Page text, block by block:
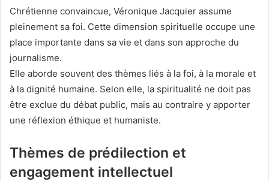
Chrétienne convaincue, Véronique Jacquier assume
pleinement sa foi. Cette dimension spirituelle occupe une
place importante dans sa vie et dans son approche du
journalisme.
Elle aborde souvent des thèmes liés à la foi, à la morale et
à la dignité humaine. Selon elle, la spiritualité ne doit pas
être exclue du débat public, mais au contraire y apporter
une réflexion éthique et humaniste.
Thèmes de prédilection et
engagement intellectuel